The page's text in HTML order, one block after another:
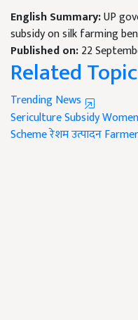
English Summary:UP
subsidy on silk farming
Published on:22
Related
Trending News
Sericulture Subsidy
Schemeरेशम उत्पादन